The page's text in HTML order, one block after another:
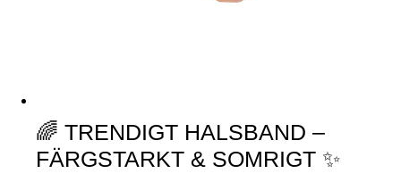
🌈 TRENDIGT HALSBAND –
FÄRGSTARKT & SOMRIGT ✨